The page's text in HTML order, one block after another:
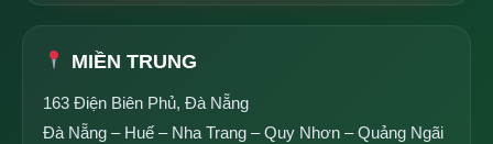
MIỀN TRUNG
163 Điện Biên Phủ, Đà Nẵng
Đà Nẵng – Huế – Nha Trang – Quy Nhơn – Quảng Ngãi